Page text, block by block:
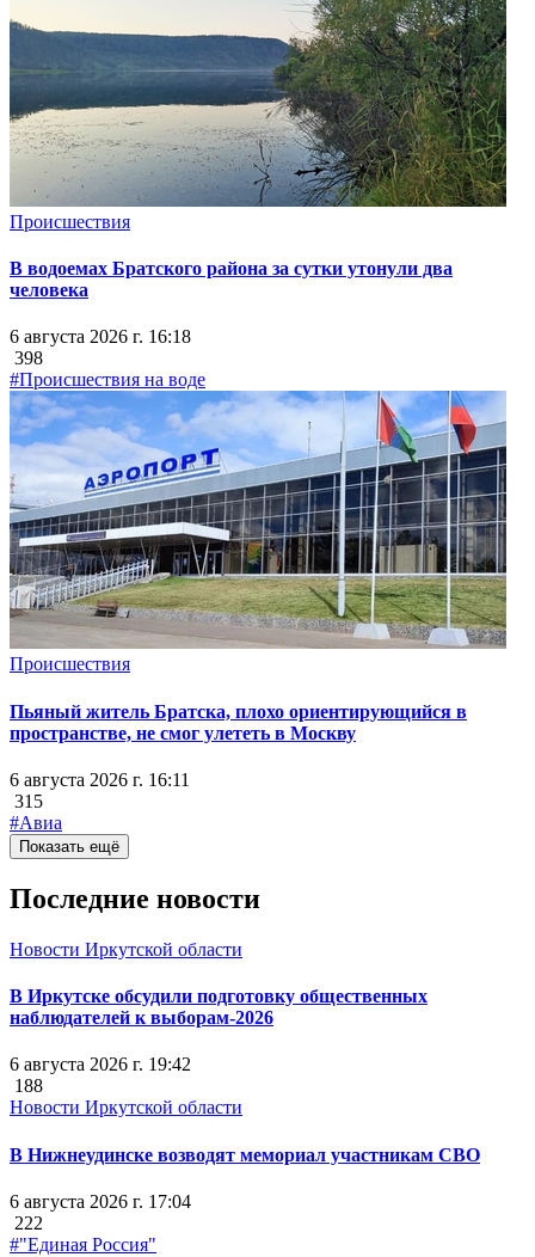
Происшествия
В водоемах Братского района за сутки утонули два
человека
6 августа 2026 г. 16:18
398
#Происшествия на воде
Происшествия
Пьяный житель Братска, плохо ориентирующийся в
пространстве, не смог улететь в Москву
6 августа 2026 г. 16:11
315
#Авиа
Показать ещё
Последние новости
Новости Иркутской области
В Иркутске обсудили подготовку общественных
наблюдателей к выборам-2026
6 августа 2026 г. 19:42
188
Новости Иркутской области
В Нижнеудинске возводят мемориал участникам СВО
6 августа 2026 г. 17:04
222
#"Единая Россия"